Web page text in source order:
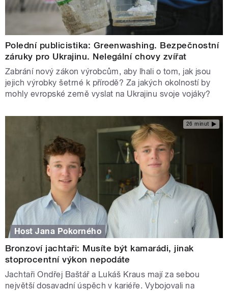
Polední publicistika: Greenwashing. Bezpečnostní
záruky pro Ukrajinu. Nelegální chovy zvířat
Zabrání nový zákon výrobcům, aby lhali o tom, jak jsou
jejich výrobky šetrné k přírodě? Za jakých okolností by
mohly evropské země vyslat na Ukrajinu svoje vojáky?
26 minut
Host Jana Pokorného
Bronzoví jachtaři: Musíte být kamarádi, jinak
stoprocentní výkon nepodáte
Jachtaři Ondřej Baštář a Lukáš Kraus mají za sebou
největší dosavadní úspěch v kariéře. Vybojovali na